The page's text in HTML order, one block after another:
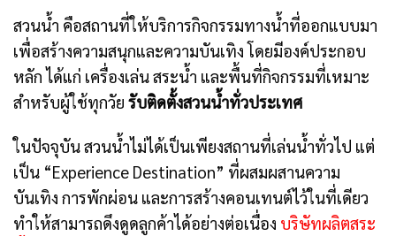
สวนน้ำ คือสถานที่ให้บริการกิจกรรมทางน้ำที่ออกแบบมา
เพื่อสร้างความสนุกและความบันเทิง โดยมีองค์ประกอบ
หลัก ได้แก่ เครื่องเล่น สระน้ำ และพื้นที่กิจกรรมที่เหมาะ
สำหรับผู้ใช้ทุกวัย รับติดตั้งสวนน้ำทั่วประเทศ
ในปัจจุบัน สวนน้ำไม่ได้เป็นเพียงสถานที่เล่นน้ำทั่วไป แต่
เป็น “Experience Destination” ที่ผสมผสานความ
บันเทิง การพักผ่อน และการสร้างคอนเทนต์ไว้ในที่เดียว
ทำให้สามารถดึงดูดลูกค้าได้อย่างต่อเนื่อง บริษัทผลิตสระ